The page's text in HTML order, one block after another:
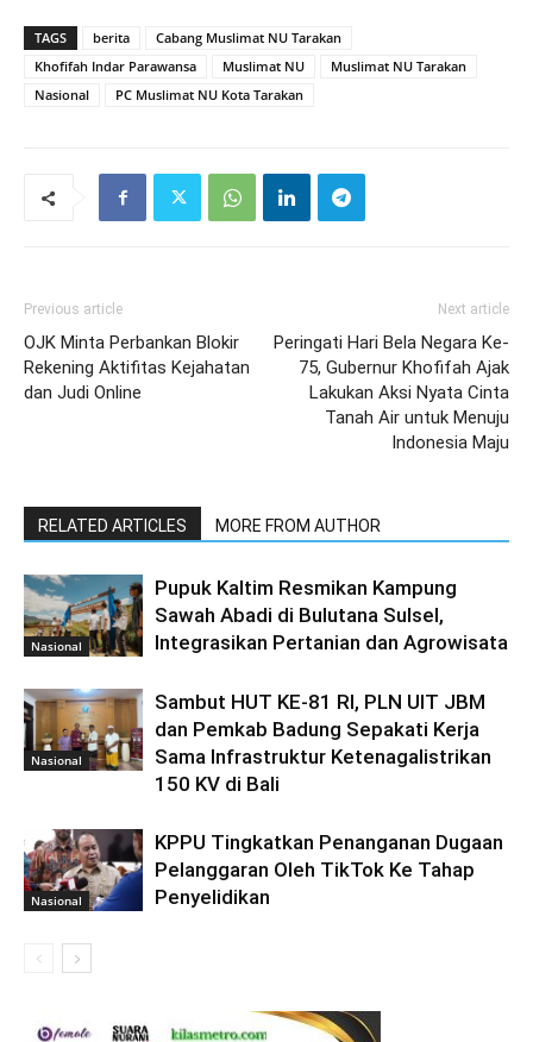
TAGS berita
Cabang Muslimat NU Tarakan
Khofifah Indar Parawansa
Muslimat NU
Muslimat NU Tarakan
Nasional
PC Muslimat NU Kota Tarakan
Previous article
OJK Minta Perbankan Blokir
Rekening Aktifitas Kejahatan
dan Judi Online
Next article
Peringati Hari Bela Negara Ke-
75, Gubernur Khofifah Ajak
Lakukan Aksi Nyata Cinta
Tanah Air untuk Menuju
Indonesia Maju
RELATED ARTICLES MORE FROM AUTHOR
Nasional
Pupuk Kaltim Resmikan Kampung
Sawah Abadi di Bulutana Sulsel,
Integrasikan Pertanian dan Agrowisata
Nasional
Sambut HUT KE-81 RI, PLN UIT JBM
dan Pemkab Badung Sepakati Kerja
Sama Infrastruktur Ketenagalistrikan
150 KV di Bali
Nasional
KPPU Tingkatkan Penanganan Dugaan
Pelanggaran Oleh TikTok Ke Tahap
Penyelidikan